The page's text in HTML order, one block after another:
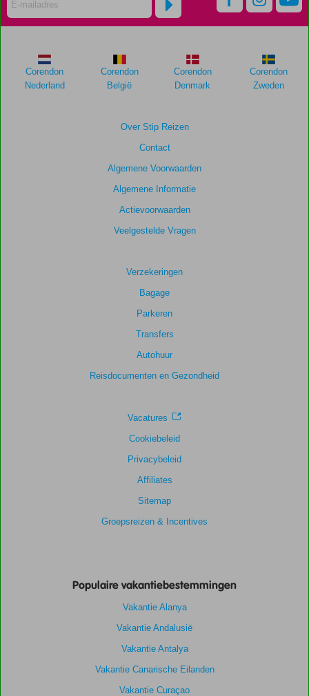
weergegeven
de
relevantie
van
7,9
7,8
Kindvriendelijk
Wifi kwaliteit
8,5
Over Stip Reizen
Contact
Algemene Voorwaarden
Algemene Informatie
Actievoorwaarden
Veelgestelde Vragen
Verzekeringen
Bagage
Parkeren
Transfers
Autohuur
Reisdocumenten en Gezondheid
Vacatures
Cookiebeleid
Privacybeleid
Affiliates
Sitemap
Groepsreizen & Incentives
Corendon
Nederland
Corendon
België
Corendon
Denmark
Corendon
Zweden
Populaire vakantiebestemmingen
Vakantie Alanya
Vakantie Andalusië
Vakantie Antalya
Vakantie Canarische Eilanden
Vakantie Curaçao